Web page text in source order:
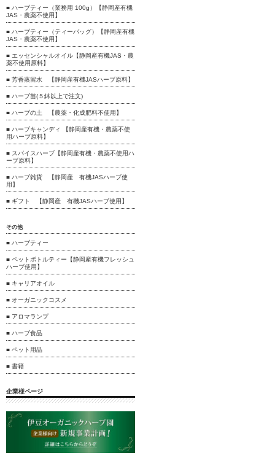
■ ハーブティー（業務用 100g）【静岡産有機
JAS・農薬不使用】
■ ハーブティー（ティーバッグ）【静岡産有機
JAS・農薬不使用】
■ エッセンシャルオイル【静岡産有機JAS・農
薬不使用原料】
■ 芳香蒸留水 【静岡産有機JASハーブ原料】
■ ハーブ苗(５鉢以上で注文)
■ ハーブの土 【農薬・化成肥料不使用】
■ ハーブキャンディ 【静岡産有機・農薬不使
用ハーブ原料】
■ スパイスハーブ【静岡産有機・農薬不使用ハ
ーブ原料】
■ ハーブ雑貨 【静岡産 有機JASハーブ使
用】
■ ギフト 【静岡産 有機JASハーブ使用】
その他
■ ハーブティー
■ ペットボトルティー【静岡産有機フレッシュ
ハーブ使用】
■ キャリアオイル
■ オーガニックコスメ
■ アロマランプ
■ ハーブ食品
■ ペット用品
■ 書籍
企業様ページ